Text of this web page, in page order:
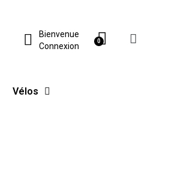
Bienvenue
Connexion
Vélos